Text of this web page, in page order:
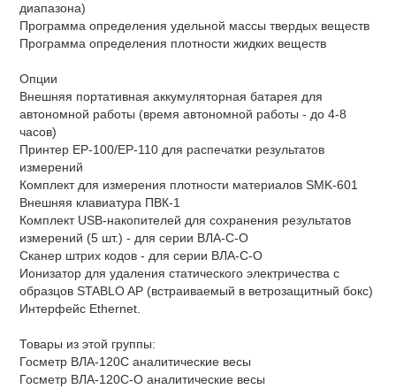
диапазона)
Программа определения удельной массы твердых веществ
Программа определения плотности жидких веществ
Опции
Внешняя портативная аккумуляторная батарея для
автономной работы (время автономной работы - до 4-8
часов)
Принтер ЕР-100/ЕР-110 для распечатки результатов
измерений
Комплект для измерения плотности материалов SMK-601
Внешняя клавиатура ПВК-1
Комплект USB-накопителей для сохранения результатов
измерений (5 шт.) - для серии ВЛА-С-О
Сканер штрих кодов - для серии ВЛА-С-О
Ионизатор для удаления статического электричества с
образцов STABLO AP (встраиваемый в ветрозащитный бокс)
Интерфейс Ethernet.
Товары из этой группы:
Госметр ВЛА-120С аналитические весы
Госметр ВЛА-120С-О аналитические весы